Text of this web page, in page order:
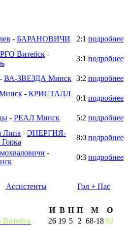
- БАРАНОВИЧИ 2:1 подробнее
Витебск -
3:1 подробнее
- ВА-ЗВЕЗДА Минск 3:2 подробнее
- КРИСТАЛЛ
0:1 подробнее
- РЕАЛ Минск 5:2 подробнее
Липа - ЭНЕРГИЯ-
8:0 подробнее
-
0:3 подробнее
Ассистенты Гол + Пас
И В Н П М
О
26 19 5 2 68-18 62